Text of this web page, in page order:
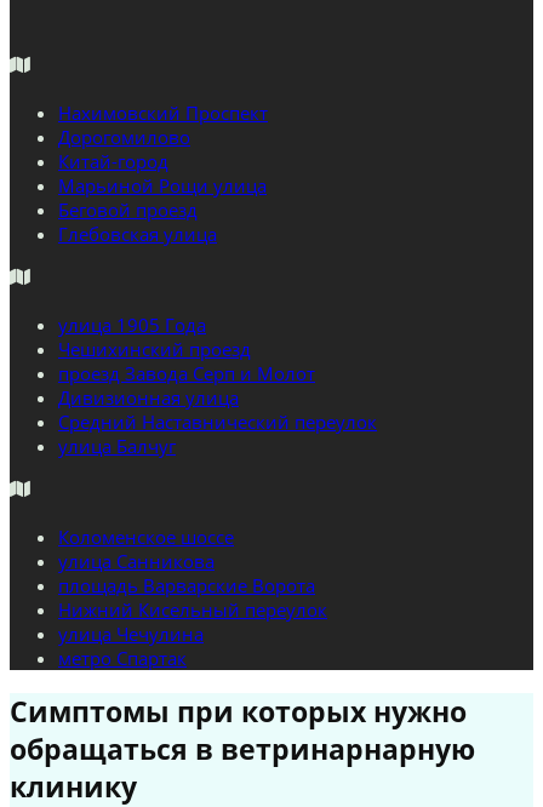
Нахимовский Проспект
Дорогомилово
Китай-город
Марьиной Рощи улица
Беговой проезд
Глебовская улица
улица 1905 Года
Чешихинский проезд
проезд Завода Серп и Молот
Дивизионная улица
Средний Наставнический переулок
улица Балчуг
Коломенское шоссе
улица Санникова
площадь Варварские Ворота
Нижний Кисельный переулок
улица Чечулина
метро Спартак
Симптомы при которых нужно
обращаться в ветринарнарную
клинику